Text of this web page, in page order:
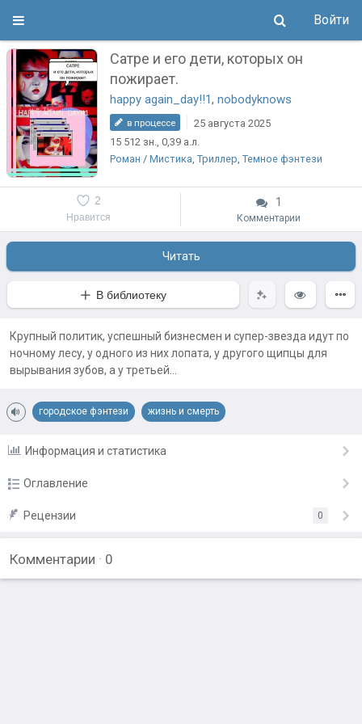
Войти
Сатре и его дети, которых он
пожирает.
happy again_day!!1, nobodyknows
в процессе
25 августа 2025
15 512 зн., 0,39 а.л.
Роман / Мистика, Триллер, Темное фэнтези
Нравится
2 1
Комментарии
Читать
В библиотеку
Крупный политик, успешный бизнесмен и супер-звезда идут по
ночному лесу, у одного из них лопата, у другого щипцы для
вырывания зубов, а у третьей...
городское фэнтези жизнь и смерть
Информация и статистика
Оглавление
Глава I. Умеешь ли ты быть благодарным? 25.08.25
Рецензии 0
Комментарии · 0